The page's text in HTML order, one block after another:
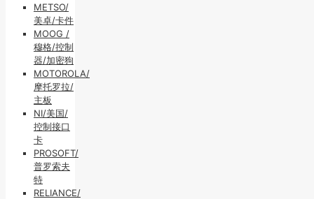
METSO/
美卓/卡件
MOOG /
穆格/控制
器/加密狗
MOTOROLA/
摩托罗拉/
主板
NI/美国/
控制接口
卡
PROSOFT/
普罗索夫
特
RELIANCE/